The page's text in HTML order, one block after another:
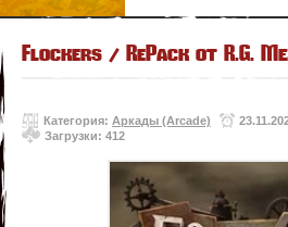
Flockers / RePack от R.G.
Категория: Аркады (Arcade)
Загрузки: 412